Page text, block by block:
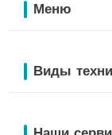
Меню
Виды